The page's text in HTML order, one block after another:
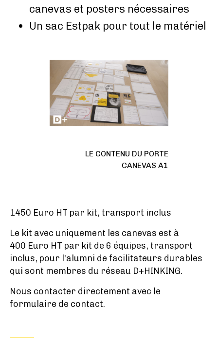
canevas et posters nécessaires
Un sac Estpak pour tout le matériel
LE CONTENU DU PORTE
CANEVAS A1
1450 Euro HT par kit, transport inclus
Le kit avec uniquement les canevas est à
400 Euro HT par kit de 6 équipes, transport
inclus, pour l'alumni de facilitateurs durables
qui sont membres du réseau D+HINKING.
Nous contacter directement avec le
formulaire de contact.